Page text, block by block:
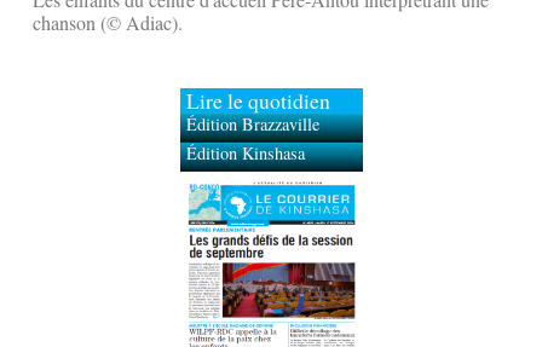
chanson (© Adiac).
Lire le quotidien
Édition Brazzaville
Édition Kinshasa